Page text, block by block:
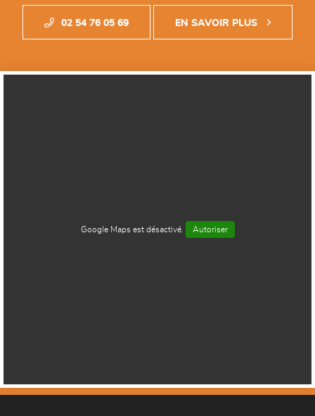
02 54 76 05 69 EN SAVOIR PLUS
Google Maps est désactivé. Autoriser